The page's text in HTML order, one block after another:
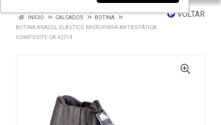
VOLTAR
INÍCIO CALCADOS
BOTINA
BOTINA BRACOL ELÁSTICO MICROFIBRA ANTIESTÁTICA
COMPOSITE CA 42714